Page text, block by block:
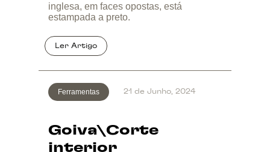
inglesa, em faces opostas, está
estampada a preto.
Ferramentas
Goiva\Corte
interior
21 de Junho, 2024